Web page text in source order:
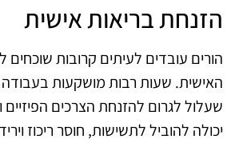
הזנחת בריאות אישית
הורים עובדים לעיתים קרובות שוכחים
האישית. שעות רבות מושקעות בעבודה
שעלול לגרום להזנחת הצרכים הפיזיים
יכולה להוביל לתשישות, חוסר ריכוז